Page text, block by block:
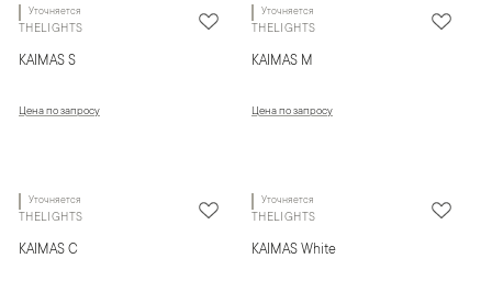
Уточняется
THELIGHTS
KAIMAS S
Цена по запросу
Уточняется
THELIGHTS
KAIMAS M
Цена по запросу
Уточняется
THELIGHTS
KAIMAS C
Уточняется
THELIGHTS
KAIMAS White